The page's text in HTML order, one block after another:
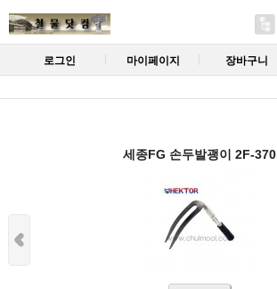
로그인 마이페이지 장바구니
세종FG 손두발괭이 2F-370